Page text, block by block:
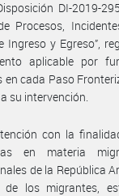
DI-2019-
Procesos,
Ingreso y Egreso”,
aplicable por
en cada Paso
su intervención.
con la
en materia
de la República
de los migrantes,